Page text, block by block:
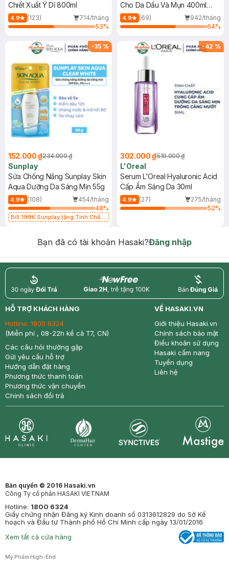
Chiết Xuất Ý Dĩ 800ml
4.9 (123)
714/tháng
53%
Cho Da Dầu Và Mụn 400ml
(Mới)
4.9 (69)
942/tháng
64%
-35 %
152.000 ₫234.000 ₫
Sunplay
Sữa Chống Nắng Sunplay Skin
Aqua Dưỡng Da Sáng Mịn 55g
4.9 (108)
454/tháng
48%
Bill 199K Sunplay tặng Tinh Chất
-42 %
302.000 ₫519.000 ₫
L'Oreal
Serum L'Oreal Hyaluronic Acid
Cấp Ẩm Sáng Da 30ml
4.9 (27)
275/tháng
52%
Bạn đã có tài khoản Hasaki?Đăng nhập
return nowfree price
HỖ TRỢ KHÁCH HÀNG
Hotline: 1800 6324
(Miễn phí , 08-22h kể cả T7, CN)
Các câu hỏi thường gặp
Gửi yêu cầu hỗ trợ
Hướng dẫn đặt hàng
Phương thức thanh toán
Phương thức vận chuyển
Chính sách đổi trả
VỀ HASAKI.VN
Giới thiệu Hasaki.vn
Chính sách bảo mật
Điều khoản sử dụng
Hasaki cẩm nang
Tuyển dụng
Liên hệ
Bản quyền © 2016 Hasaki.vn
Công Ty cổ phần HASAKI VIETNAM
Hotline: 1800 6324
Giấy chứng nhận Đăng ký Kinh doanh số 0313612829 do Sở Kế
hoạch và Đầu tư Thành phố Hồ Chí Minh cấp ngày 13/01/2016
Xem tất cả cửa hàng
Mỹ Phẩm High-End